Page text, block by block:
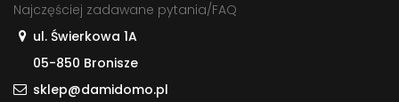
Najczęściej zadawane pytania/FAQ
ul. Świerkowa 1A
05-850 Bronisze
sklep@damidomo.pl